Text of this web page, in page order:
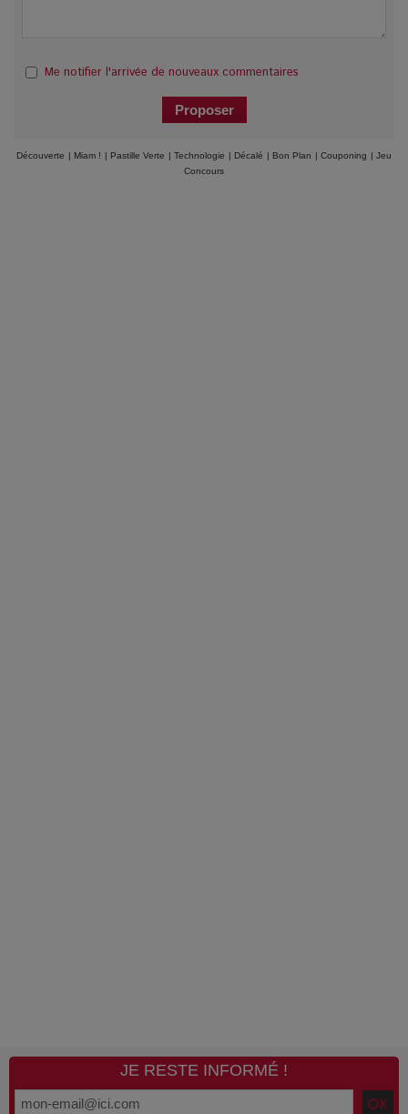
Me notifier l'arrivée de nouveaux commentaires
Découverte | Miam ! | Pastille Verte | Technologie | Décalé | Bon Plan | Couponing | Jeu
Concours
JE RESTE INFORMÉ !